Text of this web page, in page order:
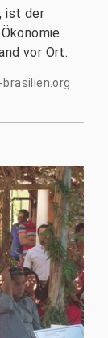
ist der
vor Ort.